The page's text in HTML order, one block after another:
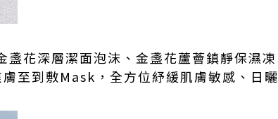
花深層潔面泡沫、金盞花蘆薈鎮靜保濕凍
至到敷Mask，全方位紓緩肌膚敏感、日曬